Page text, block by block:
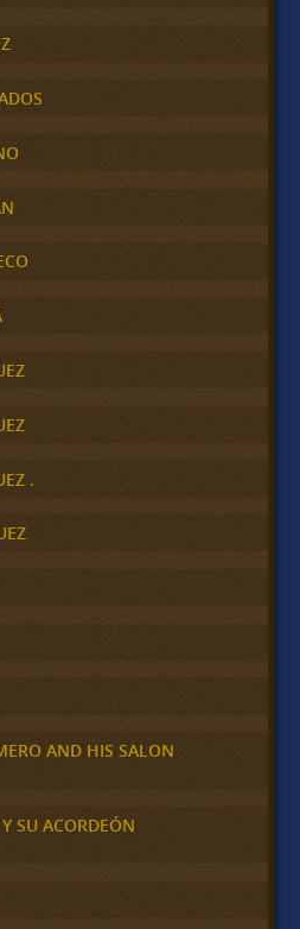
.
AND HIS SALON
SU ACORDEÓN